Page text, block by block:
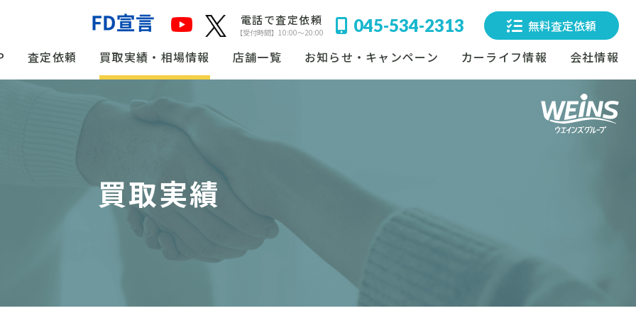
電話で査定依頼
【受付時間】10:00〜20:00 045-534-2313
無料査定依頼
査定依頼 買取実績・相場情報 店舗一覧 お知らせ・キャンペーン カーライフ情報 会社情報
買取実績